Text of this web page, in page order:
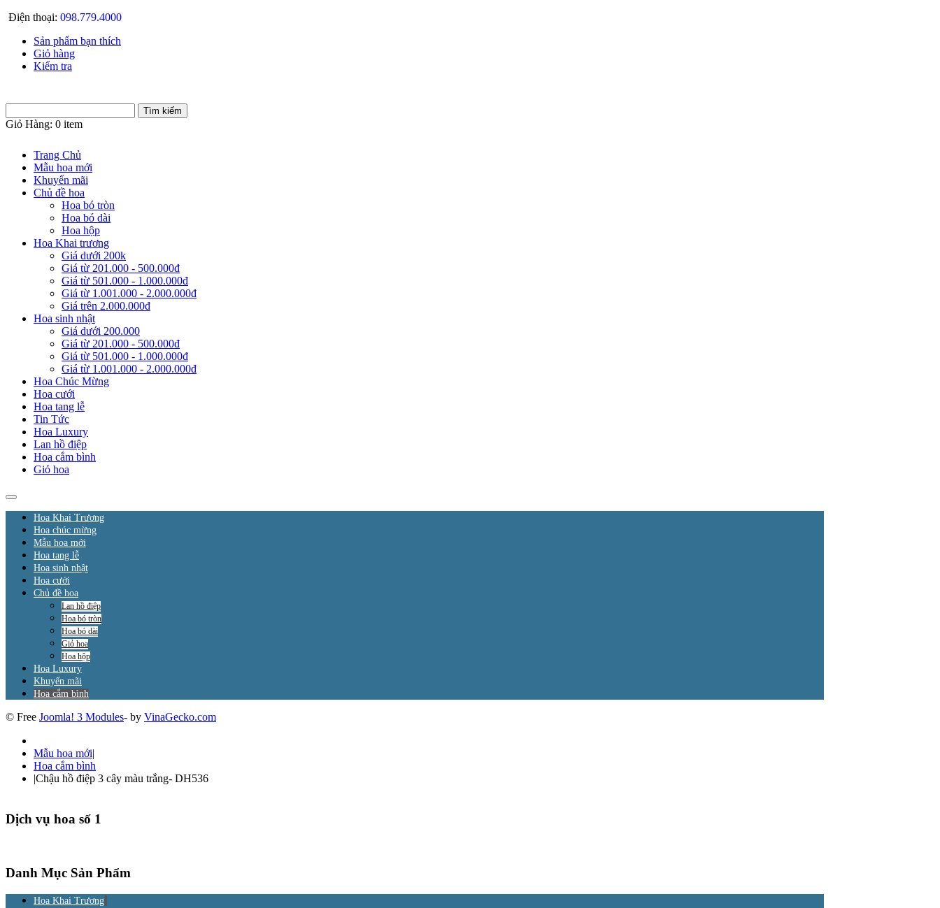
Điện thoại: 098.779.4000
Sản phẩm bạn thích
Giỏ hàng
Kiểm tra
Giỏ Hàng: 0 item
Trang Chủ
Mẫu hoa mới
Khuyến mãi
Chủ đề hoa
Hoa bó tròn
Hoa bó dài
Hoa hộp
Hoa Khai trương
Giá dưới 200k
Giá từ 201.000 - 500.000đ
Giá từ 501.000 - 1.000.000đ
Giá từ 1.001.000 - 2.000.000đ
Giá trên 2.000.000đ
Hoa sinh nhật
Giá dưới 200.000
Giá từ 201.000 - 500.000đ
Giá từ 501.000 - 1.000.000đ
Giá từ 1.001.000 - 2.000.000đ
Hoa Chúc Mừng
Hoa cưới
Hoa tang lễ
Tin Tức
Hoa Luxury
Lan hồ điệp
Hoa cắm bình
Giỏ hoa
Hoa Khai Trương
Hoa chúc mừng
Mẫu hoa mới
Hoa tang lễ
Hoa sinh nhật
Hoa cưới
Chủ đề hoa
Lan hồ điệp
Hoa bó tròn
Hoa bó dài
Giỏ hoa
Hoa hộp
Hoa Luxury
Khuyến mãi
Hoa cắm bình
© Free Joomla! 3 Modules- by VinaGecko.com
Mẫu hoa mới|
Hoa cắm bình
|Chậu hồ điệp 3 cây màu trắng- DH536
Dịch vụ hoa số 1
Danh Mục Sản Phẩm
Hoa Khai Trương